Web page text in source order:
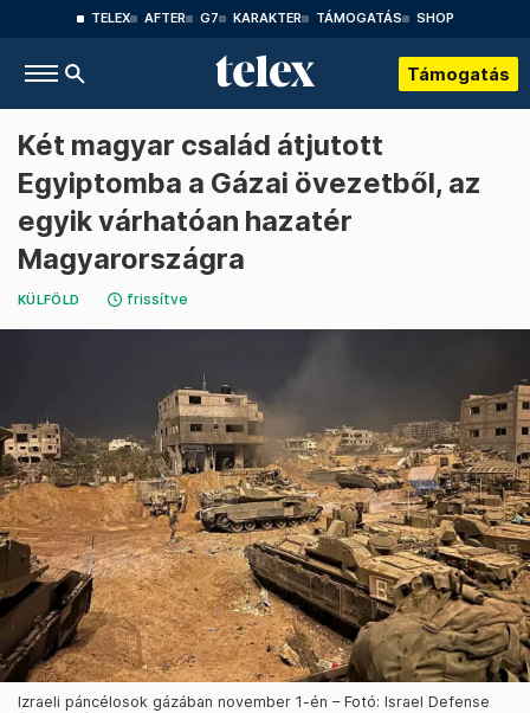
TELEX AFTER G7 KARAKTER TÁMOGATÁS SHOP
Támogatás
Két magyar család átjutott
Egyiptomba a Gázai övezetből, az
egyik várhatóan hazatér
Magyarországra
KÜLFÖLD frissítve
Izraeli páncélosok gázában november 1-én – Fotó: Israel Defense